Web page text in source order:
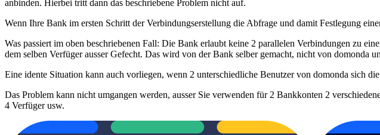
anbinden. Hierbei tritt dann das beschriebene Problem nicht auf.
Wenn Ihre Bank im ersten Schritt der Verbindungserstellung die Abfrage und damit Festlegung
Was passiert im oben beschriebenen Fall: Die Bank erlaubt keine 2 parallelen Verbindungen zu
dem selben Verfüger ausser Gefecht. Das wird von der Bank selber gemacht, nicht von domonda
Eine idente Situation kann auch vorliegen, wenn 2 unterschiedliche Benutzer von domonda sich
Das Problem kann nicht umgangen werden, ausser Sie verwenden für 2 Bankkonten 2
4 Verfüger usw.